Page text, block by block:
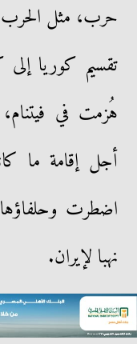
حرب، مثل الحرب
تقسيم كوريا إلى
هُزمت في
أجل إقامة ما
اضطرت
نهبا لإيران.